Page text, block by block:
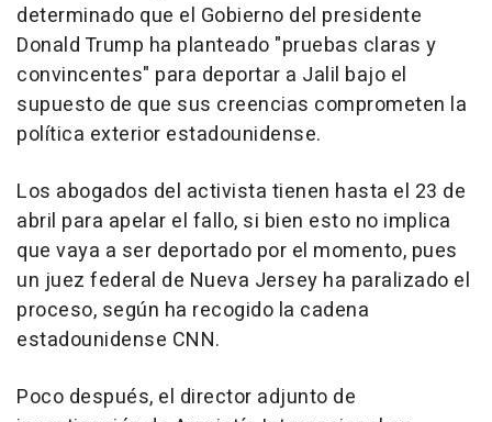
determinado que el Gobierno del presidente
Donald Trump ha planteado "pruebas claras y
convincentes" para deportar a Jalil bajo el
supuesto de que sus creencias comprometen la
política exterior estadounidense.
Los abogados del activista tienen hasta el 23 de
abril para apelar el fallo, si bien esto no implica
que vaya a ser deportado por el momento, pues
un juez federal de Nueva Jersey ha paralizado el
proceso, según ha recogido la cadena
estadounidense CNN.
Poco después, el director adjunto de